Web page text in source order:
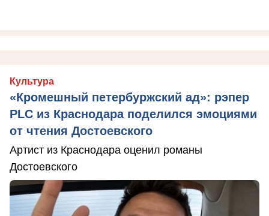
Культура
«Кромешный петербуржский ад»: рэпер
PLC из Краснодара поделился эмоциями
от чтения Достоевского
Артист из Краснодара оценил романы
Достоевского